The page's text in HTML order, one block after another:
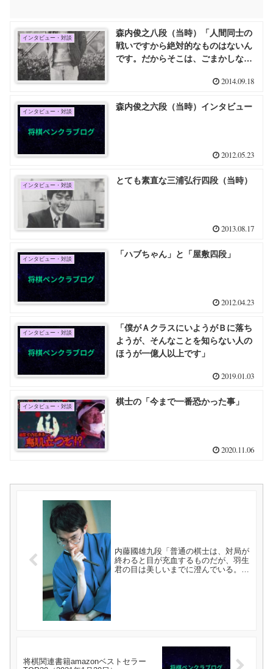
インタビュー・対談
森内俊之八段（当時）「人間同士の
戦いですから絶対的なものはないん
です。だからそこは、ごまかしなが
2014.09.18
インタビュー・対談 森内俊之六段（当時）インタビュー
2012.05.23
インタビュー・対談 とても素直な三浦弘行四段（当時）
2013.08.17
インタビュー・対談 「ハブちゃん」と「屋敷四段」
2012.04.23
インタビュー・対談
「僕がＡクラスにいようがＢに落ち
ようが、そんなことを知らない人の
ほうが一億人以上です」
2019.01.03
インタビュー・対談 棋士の「今まで一番恐かった事」
2020.11.06
内藤國雄九段「普通の棋士は、対局が
終わると目が充血するものだが、羽生
君の目は美しいまでに澄んでいる。な
将棋関連書籍amazonベストセラー